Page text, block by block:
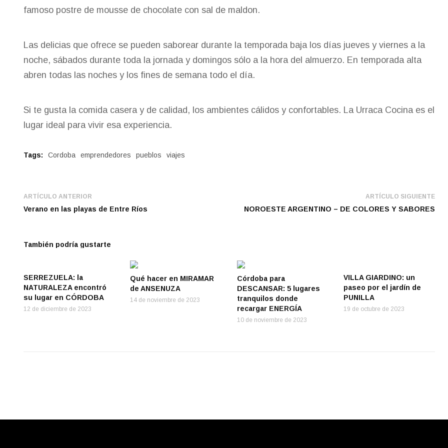
famoso postre de mousse de chocolate con sal de maldon.
Las delicias que ofrece se pueden saborear durante la temporada baja los días jueves y viernes a la
noche, sábados durante toda la jornada y domingos sólo a la hora del almuerzo. En temporada alta
abren todas las noches y los fines de semana todo el día.
Si te gusta la comida casera y de calidad, los ambientes cálidos y confortables. La Urraca Cocina es el
lugar ideal para vivir esa experiencia.
Tags: Cordoba emprendedores pueblos viajes
ARTÍCULO ANTERIOR
Verano en las playas de Entre Ríos
ARTÍCULO SIGUIENTE
NOROESTE ARGENTINO – DE COLORES Y SABORES
También podría gustarte
SERREZUELA: la
NATURALEZA encontró
su lugar en CÓRDOBA
12 de diciembre de 2023
Qué hacer en MIRAMAR
de ANSENUZA
14 de noviembre de 2023
Córdoba para
DESCANSAR: 5 lugares
tranquilos donde
recargar ENERGÍA
10 de noviembre de 2023
VILLA GIARDINO: un
paseo por el jardín de
PUNILLA
19 de octubre de 2023